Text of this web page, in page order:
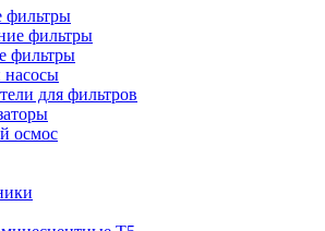
фильтры
фильтры
для фильтров
осмос